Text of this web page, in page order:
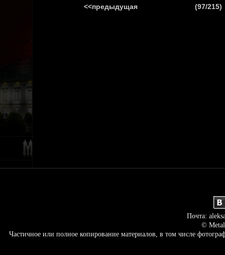
<<предыдущая (97/215)
Почта:
©
Частичное или полное копирование материалов, в том числе